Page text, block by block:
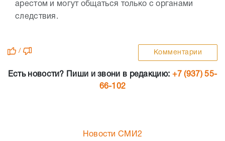
арестом и могут общаться только с органами
следствия.
/ Комментарии
Есть новости? Пиши и звони в редакцию: +7 (937) 55-
66-102
Новости СМИ2